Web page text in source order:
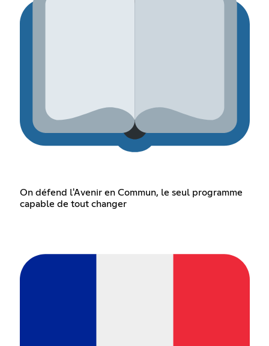
On défend l'Avenir en Commun, le seul programme
capable de tout changer